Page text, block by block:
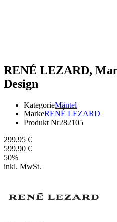
RENÉ LEZARD,
Design
KategorieMäntel
MarkeRENÉ LEZARD
Produkt Nr282105
299,95 €
599,90 €
50%
inkl. MwSt.